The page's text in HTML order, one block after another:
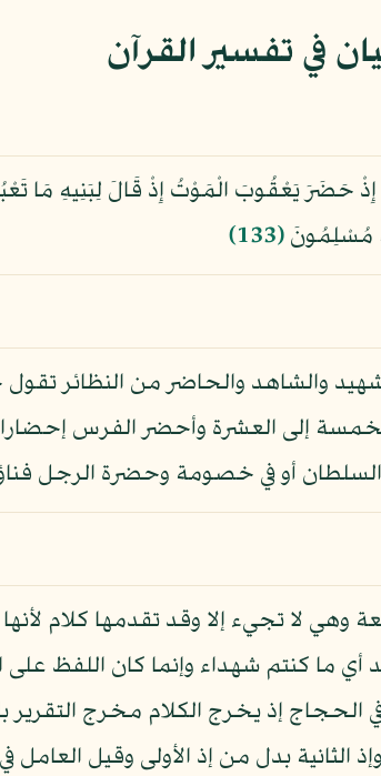
في تفسير القرآن
حَضَرَ يَعْقُوبَ الْمَوْتُ إِذْ قَالَ لِبَنِيهِ مَا
مُسْلِمُونَ ﴿133﴾
والشاهد والحاضر من النظائر
إلى العشرة وأحضر الفرس
السلطان أو في خصومة وحضرة الرجل
وهي لا تجيء إلا وقد تقدمها كلام
أي ما كنتم شهداء وإنما كان اللفظ على
الحجاج إذ يخرج الكلام مخرج
وإذ الثانية بدل من إذ الأولى وقيل